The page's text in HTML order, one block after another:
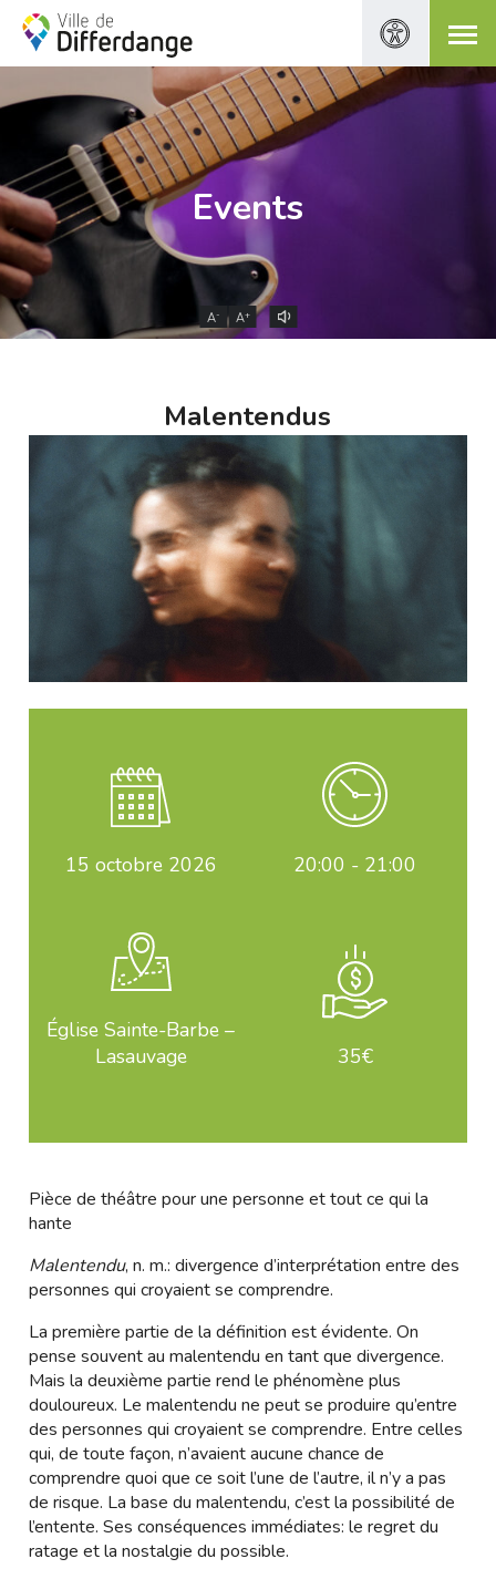
Events
A- A+
Malentendus
15 octobre 2026 20:00 - 21:00
Église Sainte-Barbe –
Lasauvage
35€
Pièce de théâtre pour une personne et tout ce qui la
hante
Malentendu, n. m.: divergence d’interprétation entre des
personnes qui croyaient se comprendre.
La première partie de la définition est évidente. On
pense souvent au malentendu en tant que divergence.
Mais la deuxième partie rend le phénomène plus
douloureux. Le malentendu ne peut se produire qu’entre
des personnes qui croyaient se comprendre. Entre celles
qui, de toute façon, n’avaient aucune chance de
comprendre quoi que ce soit l’une de l’autre, il n’y a pas
de risque. La base du malentendu, c’est la possibilité de
l’entente. Ses conséquences immédiates: le regret du
ratage et la nostalgie du possible.